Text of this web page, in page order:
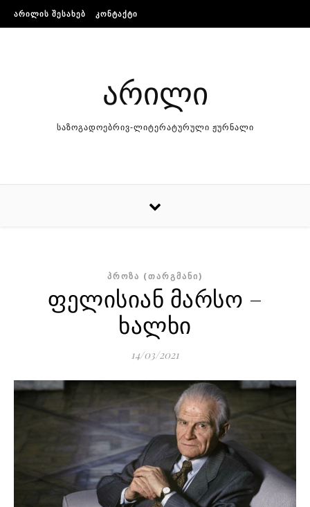
Skip to content
ᲐᲠᲘᲚᲘᲡ ᲨᲔᲡᲐᲮᲔᲑ ᲙᲝᲜᲢᲐᲥᲢᲘ
არილი
საზოგადოებრივ-ლიტერატურული ჟურნალი
ᲞᲠᲝᲖᲐ (ᲗᲐᲠᲒᲛᲐᲜᲘ)
ფელისიან მარსო –
ხალხი
14/03/2021